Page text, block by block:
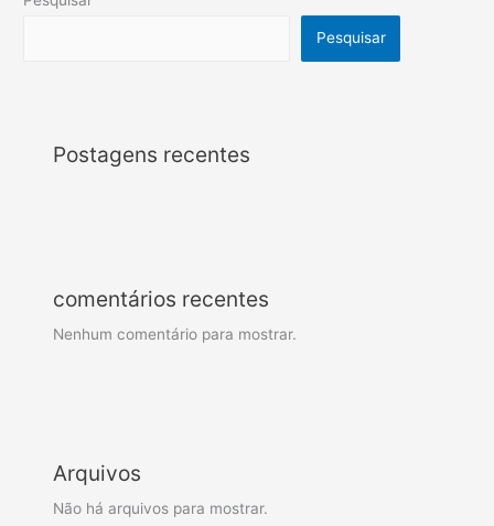
Pesquisar
Postagens recentes
comentários recentes
Nenhum comentário para mostrar.
Arquivos
Não há arquivos para mostrar.